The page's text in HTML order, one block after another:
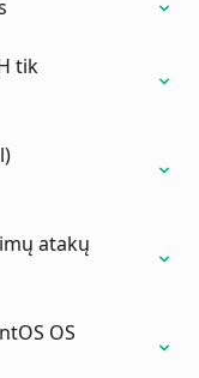
tik
atakų
OS